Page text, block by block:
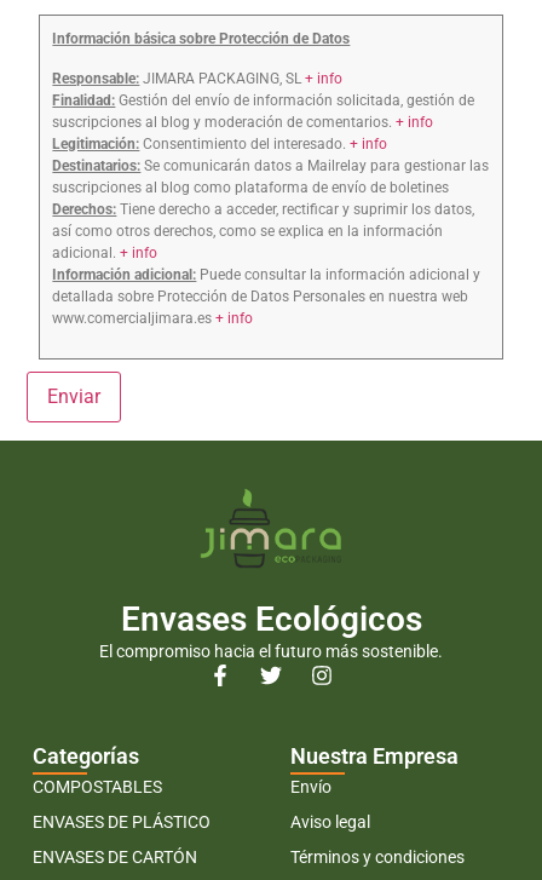
Información básica sobre Protección de Datos
Responsable: JIMARA PACKAGING, SL+ info
Finalidad: Gestión del envío de información solicitada, gestión de
suscripciones al blog y moderación de comentarios.+ info
Legitimación: Consentimiento del interesado.+ info
Destinatarios: Se comunicarán datos a Mailrelay para gestionar las
suscripciones al blog como plataforma de envío de boletines
Derechos: Tiene derecho a acceder, rectificar y suprimir los datos,
así como otros derechos, como se explica en la información
adicional.+ info
Información adicional: Puede consultar la información adicional y
detallada sobre Protección de Datos Personales en nuestra web
www.comercialjimara.es+ info
Envases Ecológicos
El compromiso hacia el futuro más sostenible.
Categorías
COMPOSTABLES
ENVASES DE PLÁSTICO
ENVASES DE CARTÓN
Nuestra Empresa
Envío
Aviso legal
Términos y condiciones